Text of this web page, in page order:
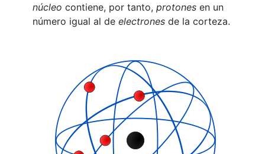
núcleo contiene, por tanto, protones en un
número igual al de electrones de la corteza.